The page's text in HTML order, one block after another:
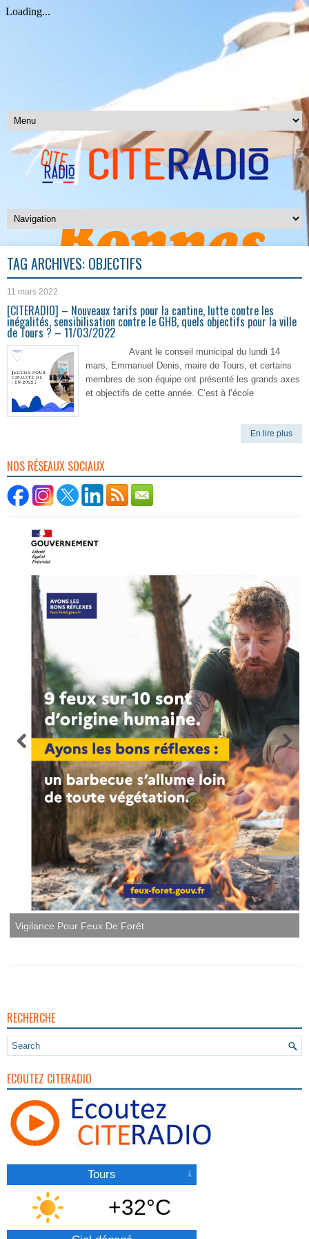
TAG ARCHIVES: OBJECTIFS
11 mars 2022
[CITERADIO] – Nouveaux tarifs pour la cantine, lutte contre les
inégalités, sensibilisation contre le GHB, quels objectifs pour la ville
de Tours ? – 11/03/2022
Avant le conseil municipal du lundi 14
mars, Emmanuel Denis, maire de Tours, et certains
membres de son équipe ont présenté les grands axes
et objectifs de cette année. C’est à l’école
En lire plus
NOS RÉSEAUX SOCIAUX
Vigilance Pour Feux De Forêt
RECHERCHE
ECOUTEZ CITERADIO
Tours
+32°C